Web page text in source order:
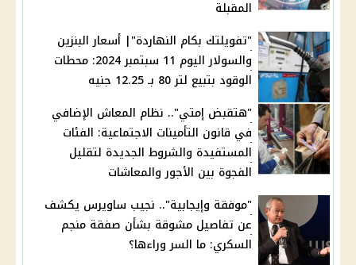
المقبلة
"تفويلتك بكام النهاردة"| أسعار البنزين
والسولار اليوم 11 سبتمبر 2024: محطات
الوقود بتبيع لتر 80 بـ 12.25 جنيه
"هتقبض إمتي".. نظام المعاش الإضافي
في قانون التأمينات الاجتماعية: الفئات
المستفيدة والشروط الجديدة لتقليل
الفجوة بين الأجور والمعاشات
"موفقة وإيجابية".. نجيب ساويرس يكشف
عن تفاصيل مشوقة بشأن صفقة منجم
السكري: ما السر وراءها؟